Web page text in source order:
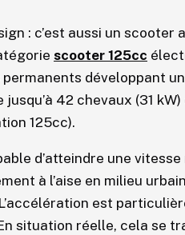
: c’est aussi un scooter
scooter 125cc
développant
42 chevaux (31
125cc).
d’atteindre une vitesse
à l’aise en milieu
est
situation réelle, cela se